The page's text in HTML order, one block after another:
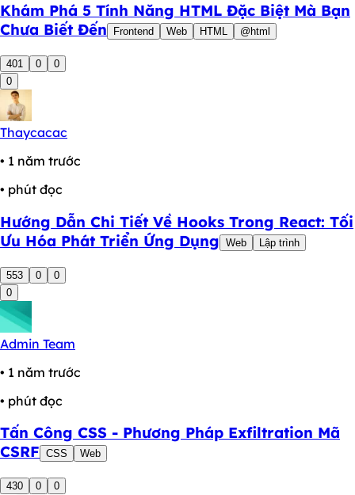
Khám Phá 5 Tính Năng HTML Đặc Biệt Mà Bạn
Chưa Biết Đến
Frontend Web HTML @html
401 0
0
0
Thaycacac
• 1 năm trước
• phút đọc
Hướng Dẫn Chi Tiết Về Hooks Trong React: Tối
Ưu Hóa Phát Triển Ứng Dụng Web Lập trình
553 0
0
0
Admin Team
• 1 năm trước
• phút đọc
Tấn Công CSS - Phương Pháp Exfiltration Mã
CSRF CSS Web
430 0
0